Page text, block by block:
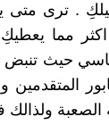
. ترى
اكثر مما
حيث
المتقدمين
الصعبة